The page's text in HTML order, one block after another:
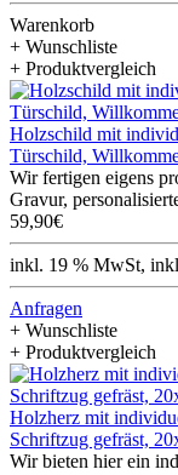
Warenkorb
+ Wunschliste
+ Produktvergleich
Holzschild mit
Türschild,
Wir fertigen eigens
Gravur,
59,90€
inkl. 19 % MwSt,
Anfragen
+ Wunschliste
+ Produktvergleich
Holzherz mit
Schriftzug gefräst,
Wir bieten hier ein